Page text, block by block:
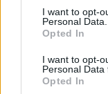
consent section.
I want to opt-
Personal Data.
Opted In
I want to opt-
Personal Data
Opted In
A levelek az
tulajdonában